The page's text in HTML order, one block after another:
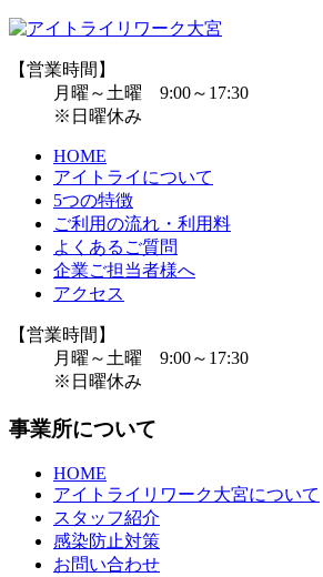
【営業時間】
月曜～土曜 9:00～17:30
※日曜休み
HOME
アイトライについて
5つの特徴
ご利用の流れ・利用料
よくあるご質問
企業ご担当者様へ
アクセス
【営業時間】
月曜～土曜 9:00～17:30
※日曜休み
事業所について
HOME
アイトライリワーク大宮について
スタッフ紹介
感染防止対策
お問い合わせ